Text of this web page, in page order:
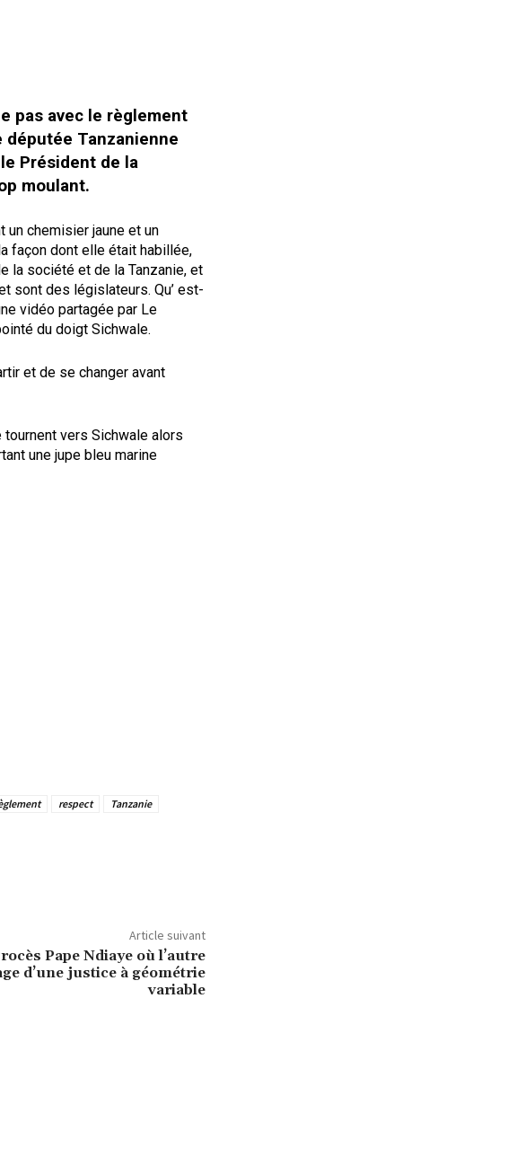
pas avec le règlement
députée Tanzanienne
Président de la
moulant.
un chemisier jaune et un
façon dont elle était habillée,
la société et de la Tanzanie, et
sont des législateurs. Qu’ est-
vidéo partagée par Le
du doigt Sichwale.
et de se changer avant
vers Sichwale alors
une jupe bleu marine
respect Tanzanie
Article suivant
Pape Ndiaye où l’autre
d’une justice à géométrie
variable